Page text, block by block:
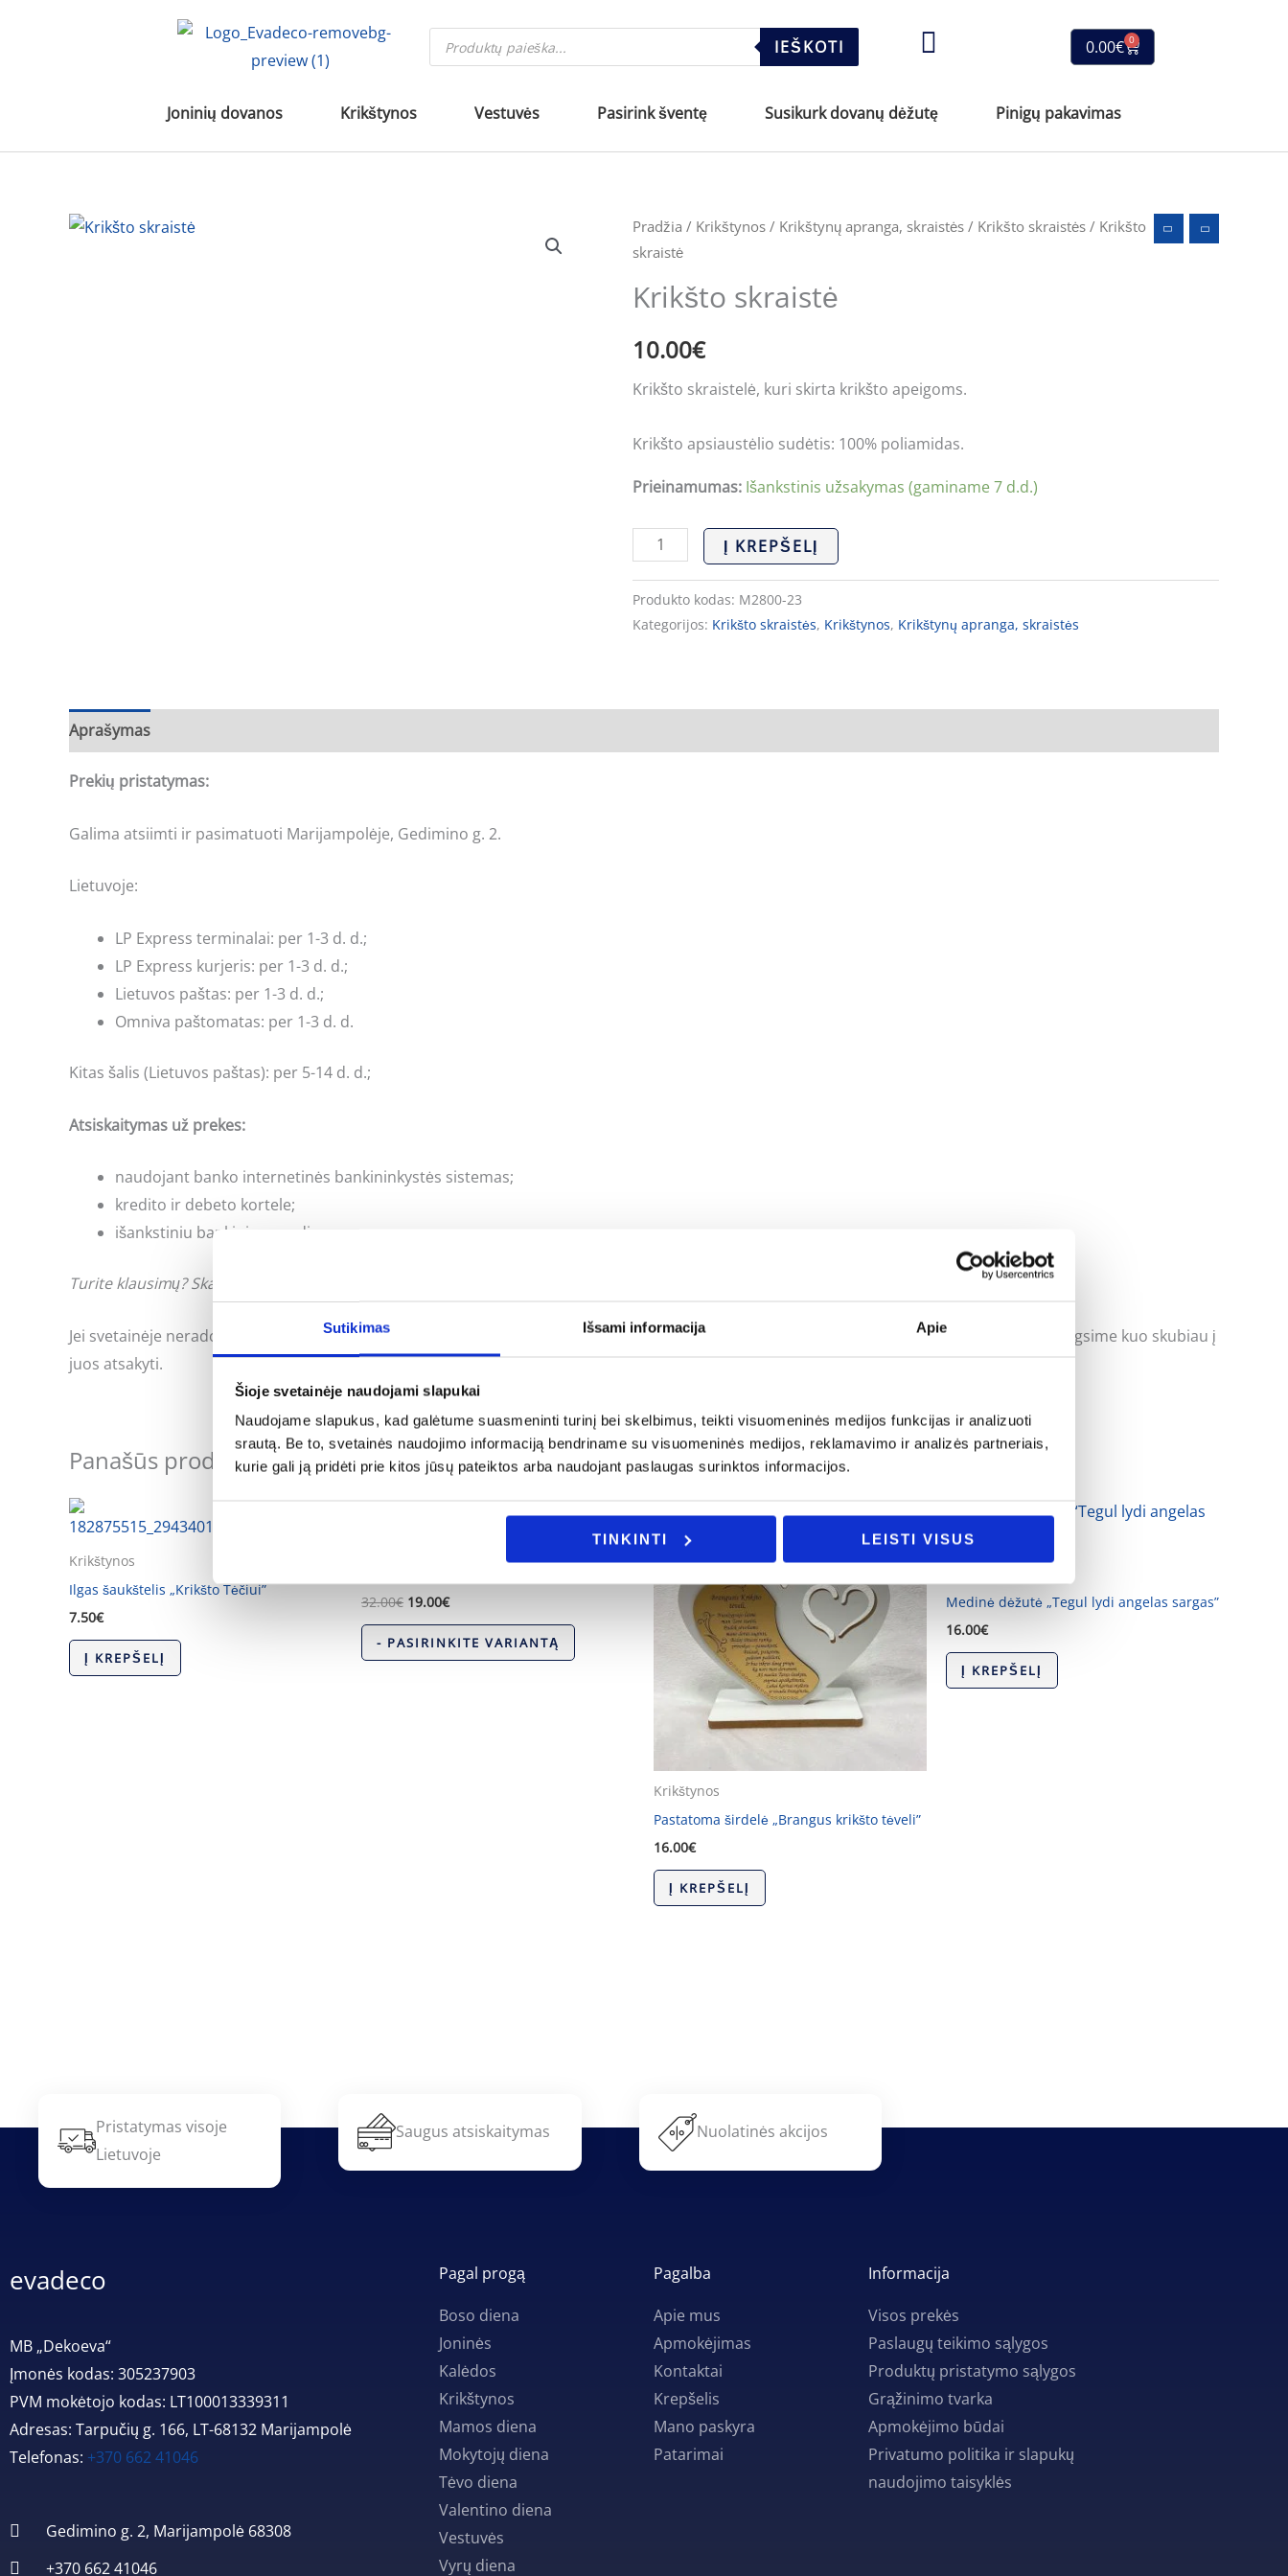
Sutikimas Išsami informacija Apie
Šioje svetainėje naudojami slapukai
Naudojame slapukus, kad galėtume suasmeninti turinį bei skelbimus, teikti visuomeninės medijos funkcijas ir analizuoti
srautą. Be to, svetainės naudojimo informaciją bendriname su visuomeninės medijos, reklamavimo ir analizės partneriais,
kurie gali ją pridėti prie kitos jūsų pateiktos arba naudojant paslaugas surinktos informacijos.
TINKINTI LEISTI VISUS
Products
search IEŠKOTI 0.00€ 0
Cart
Joninių dovanos Krikštynos Vestuvės Pasirink šventę Susikurk dovanų dėžutę Pinigų pakavimas
Pradžia / Krikštynos / Krikštynų apranga, skraistės / Krikšto skraistės / Krikšto
skraistė
Krikšto skraistė
10.00€
Krikšto skraistelė, kuri skirta krikšto apeigoms.
Krikšto apsiaustėlio sudėtis: 100% poliamidas.
Prieinamumas: Išankstinis užsakymas (gaminame 7 d.d.)
produkto
kiekis:
Krikšto
skraistė
Į KREPŠELĮ
Produkto kodas: M2800-23
Kategorijos: Krikšto skraistės, Krikštynos, Krikštynų apranga, skraistės
Aprašymas
Prekių pristatymas:
Galima atsiimti ir pasimatuoti Marijampolėje, Gedimino g. 2.
Lietuvoje:
LP Express terminalai: per 1-3 d. d.;
LP Express kurjeris: per 1-3 d. d.;
Lietuvos paštas: per 1-3 d. d.;
Omniva paštomatas: per 1-3 d. d.
Kitas šalis (Lietuvos paštas): per 5-14 d. d.;
Atsiskaitymas už prekes:
naudojant banko internetinės bankininkystės sistemas;
kredito ir debeto kortele;
išankstiniu bankiniu pavedimu;
Turite klausimų? Skambinkite: +370 662 41046 arba rašykite: info@evadeco.net
Jei svetainėje neradote Jus dominančios informacijos ar Jus domina individualus užsakymas, galite mums užduoti klausimus ir mes pasistengsime kuo skubiau į
juos atsakyti.
Panašūs produktai
Krikštynos
Ilgas šaukštelis „Krikšto Tėčiui”
7.50€
Į KREPŠELĮ
-41%
32.00€ 19.00€
- PASIRINKITE VARIANTĄ
Krikštynos
Pastatoma širdelė „Brangus krikšto tėveli”
16.00€
Į KREPŠELĮ
Medinė dėžutė „Tegul lydi angelas sargas”
16.00€
Į KREPŠELĮ
Pristatymas visoje
Lietuvoje
Saugus atsiskaitymas Nuolatinės akcijos
evadeco
MB „Dekoeva“
Įmonės kodas: 305237903
PVM mokėtojo kodas: LT100013339311
Adresas: Tarpučių g. 166, LT-68132 Marijampolė
Telefonas: +370 662 41046
Gedimino g. 2, Marijampolė 68308
+370 662 41046
Pagal progą
Boso diena
Joninės
Kalėdos
Krikštynos
Mamos diena
Mokytojų diena
Tėvo diena
Valentino diena
Vestuvės
Vyrų diena
Pagalba
Apie mus
Apmokėjimas
Kontaktai
Krepšelis
Mano paskyra
Patarimai
Informacija
Visos prekės
Paslaugų teikimo sąlygos
Produktų pristatymo sąlygos
Grąžinimo tvarka
Apmokėjimo būdai
Privatumo politika ir slapukų
naudojimo taisyklės